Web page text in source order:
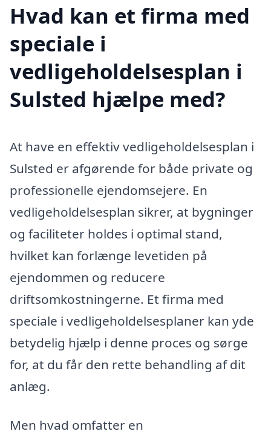
Hvad kan et firma med
speciale i
vedligeholdelsesplan i
Sulsted hjælpe med?
At have en effektiv vedligeholdelsesplan i
Sulsted er afgørende for både private og
professionelle ejendomsejere. En
vedligeholdelsesplan sikrer, at bygninger
og faciliteter holdes i optimal stand,
hvilket kan forlænge levetiden på
ejendommen og reducere
driftsomkostningerne. Et firma med
speciale i vedligeholdelsesplaner kan yde
betydelig hjælp i denne proces og sørge
for, at du får den rette behandling af dit
anlæg.
Men hvad omfatter en